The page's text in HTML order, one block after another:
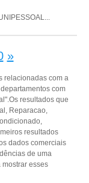
...
»
relacionadas com a
com
resultados que
Reparacao,
resultados
dados comerciais
de uma
esses